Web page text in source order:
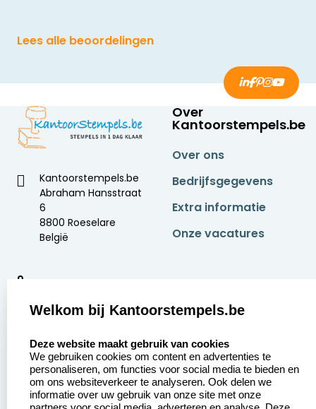
Lees alle beoordelingen
Kantoorstempels.be
Abraham Hansstraat
6
8800 Roeselare
België
9
Over
Kantoorstempels.be
Over ons
Bedrijfsgegevens
Extra informatie
Onze vacatures
Aanvraag op maat
Betaling &
Verzending
Contact opnemen
Veel gestelde vragen
Welkom bij Kantoorstempels.be
Deze website maakt gebruik van cookies
We gebruiken cookies om content en advertenties te
personaliseren, om functies voor social media te bieden en
om ons websiteverkeer te analyseren. Ook delen we
informatie over uw gebruik van onze site met onze